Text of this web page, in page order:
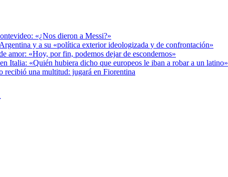
«¿Nos dieron a Messi?»
y a su «política exterior ideologizada y de confrontación»
amor: «Hoy, por fin, podemos dejar de escondernos»
Italia: «Quién hubiera dicho que europeos le iban a robar a un latino»
recibió una multitud: jugará en Fiorentina